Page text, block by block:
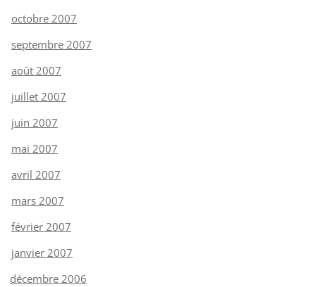
octobre 2007
septembre 2007
août 2007
juillet 2007
juin 2007
mai 2007
avril 2007
mars 2007
février 2007
janvier 2007
décembre 2006